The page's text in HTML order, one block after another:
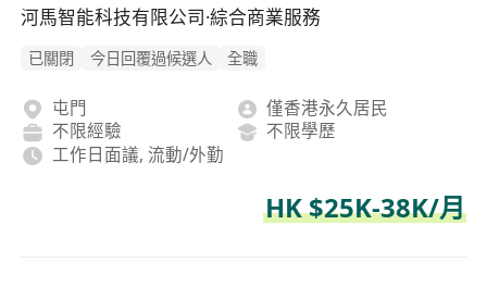
河馬智能科技有限公司·綜合商業服務
已關閉 今日回覆過候選人 全職
屯門
僅香港永久居民
不限經驗
不限學歷
工作日面議, 流動/外勤
HK $25K-38K/月